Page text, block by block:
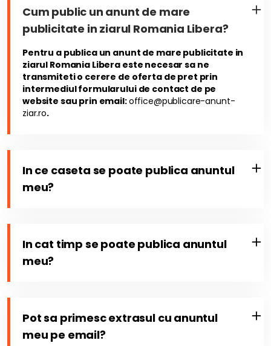
Cum public un anunt de mare
publicitate in ziarul Romania Libera?
Pentru a publica un anunt de mare publicitate in
ziarul Romania Libera este necesar sa ne
transmiteti o cerere de oferta de pret prin
intermediul formularului de contact de pe
website sau prin email:office@publicare-anunt-
ziar.ro.
In ce caseta se poate publica anuntul
meu?
In cat timp se poate publica anuntul
meu?
Pot sa primesc extrasul cu anuntul
meu pe email?